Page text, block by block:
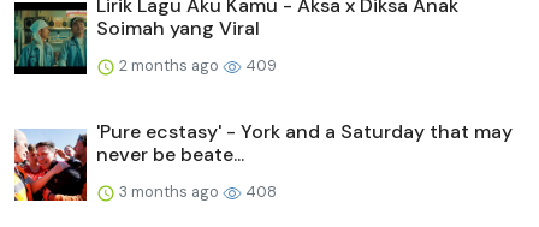
Lirik Lagu Aku Kamu - Aksa x Diksa Anak
Soimah yang Viral
2 months ago 409
'Pure ecstasy' - York and a Saturday that may
never be beate...
3 months ago 408